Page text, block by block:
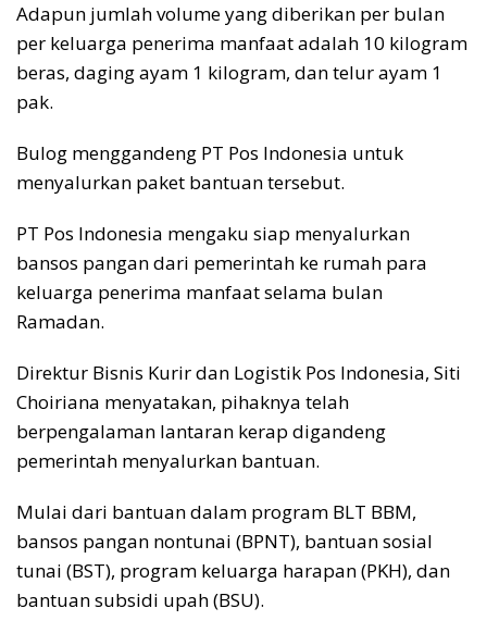
Adapun jumlah volume yang diberikan per bulan
per keluarga penerima manfaat adalah 10 kilogram
beras, daging ayam 1 kilogram, dan telur ayam 1
pak.
Bulog menggandeng PT Pos Indonesia untuk
menyalurkan paket bantuan tersebut.
PT Pos Indonesia mengaku siap menyalurkan
bansos pangan dari pemerintah ke rumah para
keluarga penerima manfaat selama bulan
Ramadan.
Direktur Bisnis Kurir dan Logistik Pos Indonesia, Siti
Choiriana menyatakan, pihaknya telah
berpengalaman lantaran kerap digandeng
pemerintah menyalurkan bantuan.
Mulai dari bantuan dalam program BLT BBM,
bansos pangan nontunai (BPNT), bantuan sosial
tunai (BST), program keluarga harapan (PKH), dan
bantuan subsidi upah (BSU).